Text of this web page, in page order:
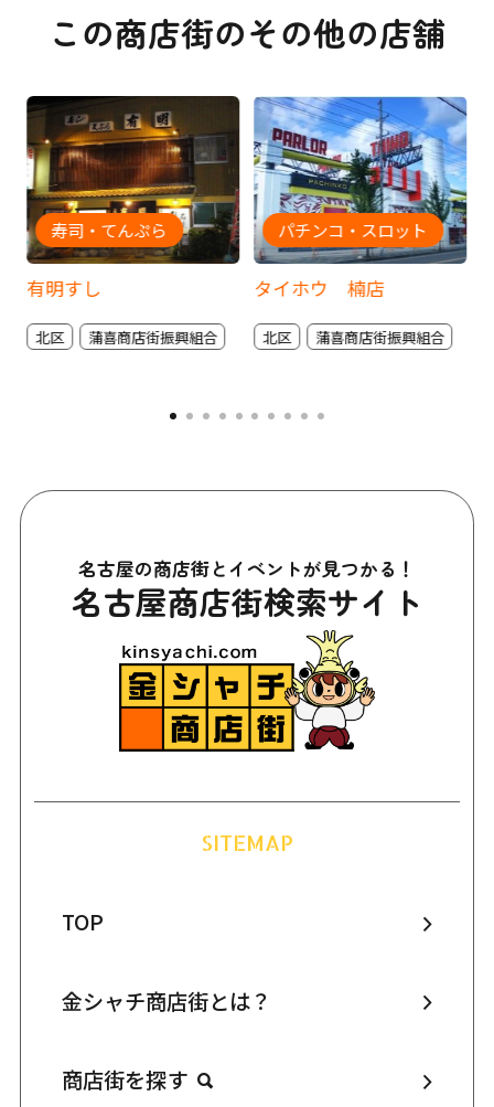
この商店街のその他の店舗
有明すし
寿司・てんぷら
北区 蒲喜商店街振興組合
タイホウ 楠店
パチンコ・スロット
北区 蒲喜商店街振興組合
名古屋の商店街とイベントが見つかる！
名古屋商店街検索サイト
SITEMAP
TOP
金シャチ商店街とは？
商店街を探す